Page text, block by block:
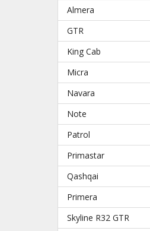
Almera
GTR
King Cab
Micra
Navara
Note
Patrol
Primastar
Qashqai
Primera
Skyline R32 GTR